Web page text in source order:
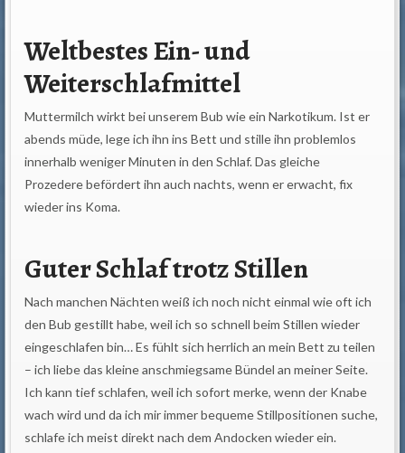
Weltbestes Ein- und
Weiterschlafmittel
Muttermilch wirkt bei unserem Bub wie ein Narkotikum. Ist er
abends müde, lege ich ihn ins Bett und stille ihn problemlos
innerhalb weniger Minuten in den Schlaf. Das gleiche
Prozedere befördert ihn auch nachts, wenn er erwacht, fix
wieder ins Koma.
Guter Schlaf trotz Stillen
Nach manchen Nächten weiß ich noch nicht einmal wie oft ich
den Bub gestillt habe, weil ich so schnell beim Stillen wieder
eingeschlafen bin… Es fühlt sich herrlich an mein Bett zu teilen
– ich liebe das kleine anschmiegsame Bündel an meiner Seite.
Ich kann tief schlafen, weil ich sofort merke, wenn der Knabe
wach wird und da ich mir immer bequeme Stillpositionen suche,
schlafe ich meist direkt nach dem Andocken wieder ein.